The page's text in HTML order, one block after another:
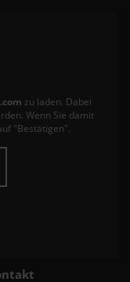
zu laden. Dabei
Wenn Sie damit
"Bestätigen".